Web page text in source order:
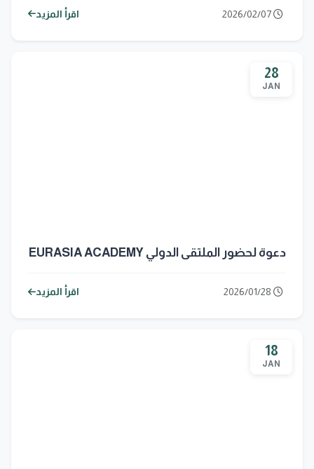
اقرأ المزيد
28
JAN
دعوة لحضور الملتقى الدولي EURASIA ACADEMY
اقرأ المزيد
18
JAN